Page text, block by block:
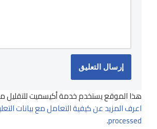
هذا الموقع يستخدم خدمة أكيسميت للتقليل
اعرف المزيد عن كيفية التعامل مع بيانات
processed
.